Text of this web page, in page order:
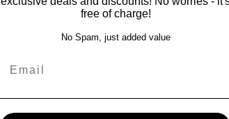
free of charge!
No Spam, just added value